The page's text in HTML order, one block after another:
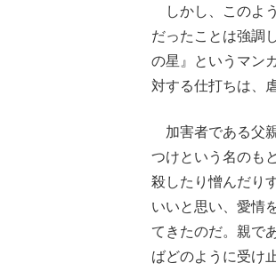
しかし、このよ
だったことは強調
の星』というマン
対する仕打ちは、
加害者である父
つけという名のも
殺したり憎んだり
いいと思い、愛情
てきたのだ。親で
ばどのように受け